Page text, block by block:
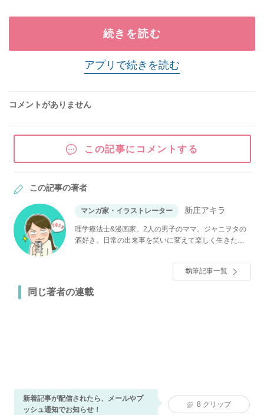
続きを読む
アプリで続きを読む
コメントがありません
この記事にコメントする
この記事の著者
マンガ家・イラストレーター 新庄アキラ
理学療法士&漫画家。2人の男子のママ。ジャニヲタの
酒好き。日常の出来事を笑いに変えて楽しく生きたい
てたら自治会がヤバすぎた」（KADOKAWA）発売中。
執筆記事一覧
同じ著者の連載
新着記事が配信されたら、メールやプ
ッシュ通知でお知らせ！
8 クリップ